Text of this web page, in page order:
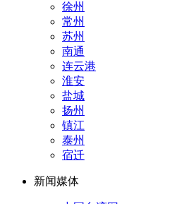
徐州
常州
苏州
南通
连云港
淮安
盐城
扬州
镇江
泰州
宿迁
新闻媒体